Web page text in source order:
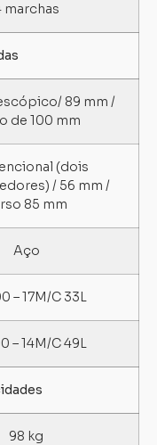
marchas
89 mm /
de 100 mm
(dois
/ 56 mm /
85 mm
Aço
– 17M/C 33L
– 14M/C 49L
98 kg